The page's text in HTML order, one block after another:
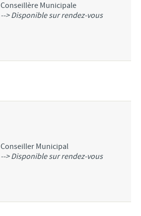
Conseillère Municipale
--> Disponible sur rendez-vous
Conseiller Municipal
--> Disponible sur rendez-vous